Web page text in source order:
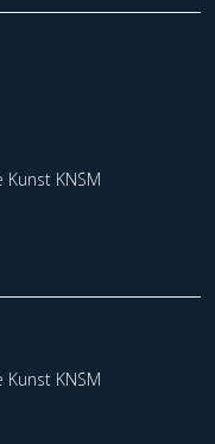
KNSM
KNSM